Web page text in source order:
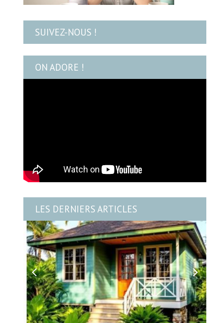
SUIVEZ-NOUS !
ON ADORE !
LES DERNIERS ARTICLES